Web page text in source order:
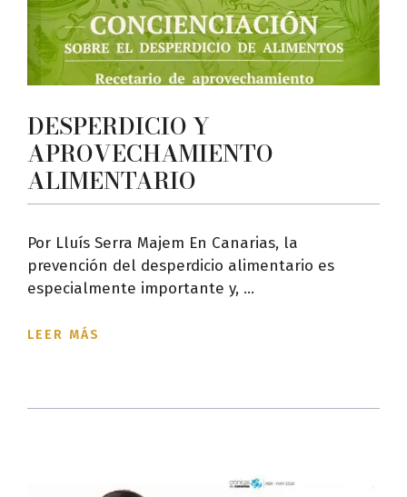
DESPERDICIO Y
APROVECHAMIENTO
ALIMENTARIO
Por Lluís Serra Majem En Canarias, la
prevención del desperdicio alimentario es
especialmente importante y, ...
LEER MÁS